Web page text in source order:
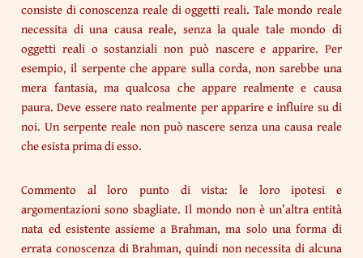
consiste di conoscenza reale di oggetti reali. Tale mondo reale
necessita di una causa reale, senza la quale tale mondo di
oggetti reali o sostanziali non può nascere e apparire. Per
esempio, il serpente che appare sulla corda, non sarebbe una
mera fantasia, ma qualcosa che appare realmente e causa
paura. Deve essere nato realmente per apparire e influire su di
noi. Un serpente reale non può nascere senza una causa reale
che esista prima di esso.
Commento al loro punto di vista: le loro ipotesi e
argomentazioni sono sbagliate. Il mondo non è un’altra entità
nata ed esistente assieme a Brahman, ma solo una forma di
errata conoscenza di Brahman, quindi non necessita di alcuna